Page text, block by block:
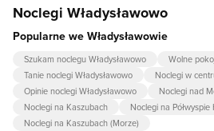
Noclegi Władysławowo
Popularne we Władysławowie
Szukam noclegu Władysławowo
Wolne
Tanie noclegi Władysławowo
Noclegi w
Opinie noclegi Władysławowo
Noclegi nad
Noclegi na Kaszubach
Noclegi na Półwyspie
Noclegi na Kaszubach (Morze)